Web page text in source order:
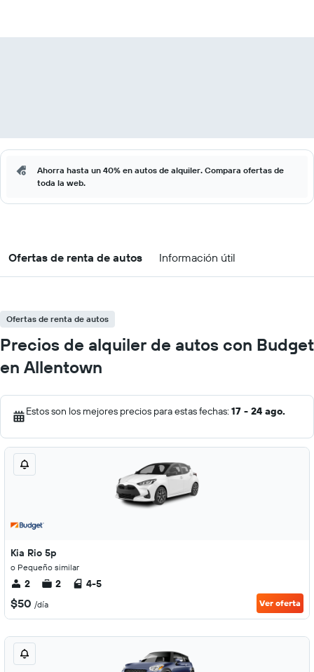
Ahorra hasta un 40% en autos de alquiler. Compara ofertas de
toda la web.
Ofertas de renta de autos Información útil
Ofertas de renta de autos
Precios de alquiler de autos con Budget
en Allentown
Estos son los mejores precios para estas fechas: 17 - 24 ago.
Kia Rio 5p
o Pequeño similar
2 2 4-5
$50 /día Ver oferta